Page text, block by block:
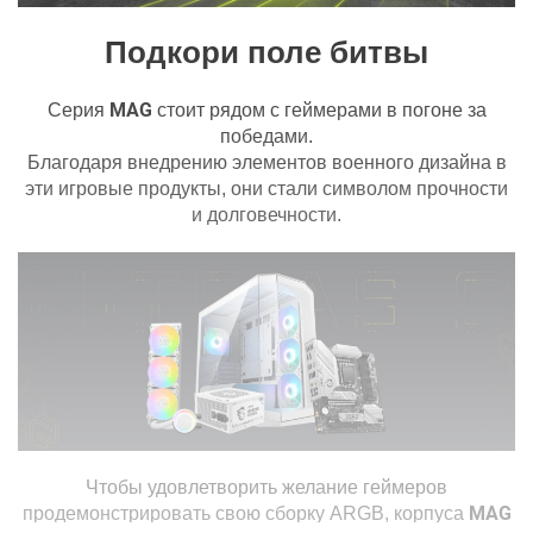
Установленные вентиляторы
Установленные вентиляторы на
Установленные вентиляторы на
нижней панели:
1 х 120 мм
3 х 120 мм / 3 х 140
Задняя панель (опция):
1 х 120 мм
Нижняя панель (опция):
3 х 120 мм / 2 х 140
мм
Боковая панель (опция):
Возможность установки системы водяного
Подкори поле битвы
Серия MAG стоит рядом с геймерами в погоне за
победами.
Благодаря внедрению элементов военного дизайна в
эти игровые продукты, они стали символом прочности
и долговечности.
Чтобы удовлетворить желание геймеров
продемонстрировать свою сборку ARGB, корпуса MAG